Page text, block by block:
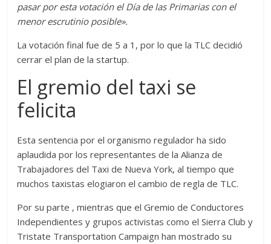
pasar por esta votación el Día de las Primarias con el
menor escrutinio posible».
La votación final fue de 5 a 1, por lo que la TLC decidió
cerrar el plan de la startup.
El gremio del taxi se
felicita
Esta sentencia por el organismo regulador ha sido
aplaudida por los representantes de la Alianza de
Trabajadores del Taxi de Nueva York, al tiempo que
muchos taxistas elogiaron el cambio de regla de TLC.
Por su parte , mientras que el Gremio de Conductores
Independientes y grupos activistas como el Sierra Club y
Tristate Transportation Campaign han mostrado su